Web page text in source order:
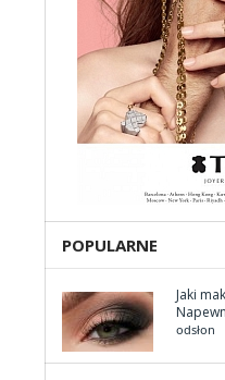
POPULARNE
Jaki
odsłon